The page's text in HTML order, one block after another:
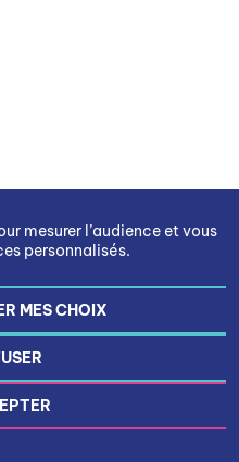
mesurer l’audience et vous
personnalisés.
MES CHOIX